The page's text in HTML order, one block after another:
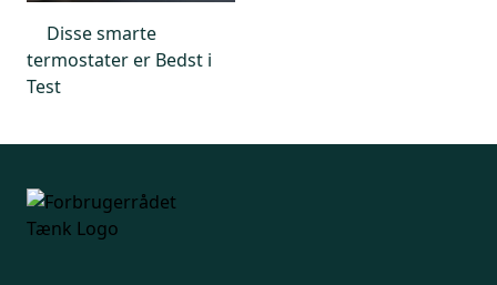
Disse smarte
termostater er Bedst i
Test